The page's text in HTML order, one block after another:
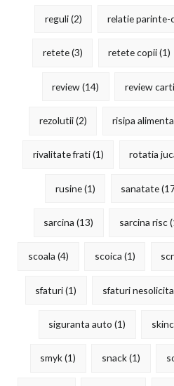
reguli(2) relatie parinte-
retete(3) retete copii(1)
review(14) review carti
rezolutii(2) risipa
rivalitate frati(1) rotatia
rusine(1) sanatate
sarcina (13) sarcina risc
scoala (4) scoica (1)
sfaturi(1) sfaturi
siguranta auto (1)
smyk(1) snack(1)